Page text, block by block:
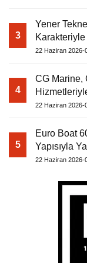
3
Yener
22 Haziran 2026-
4
CG Marine,
22 Haziran 2026-
5
Euro Boat
Yapısıyla
22 Haziran 2026-